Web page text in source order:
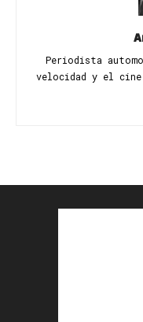
Periodista
velocidad y el